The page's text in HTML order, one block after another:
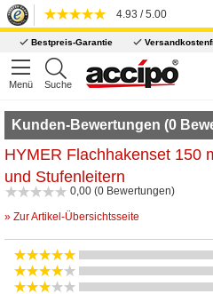
4.93 / 5.00
Bestpreis-Garantie
Menü Suche
Kunden-Bewertungen (0
HYMER Flachhakenset 150
und Stufenleitern
0,00 (0 Bewertungen)
» Zur Artikel-Übersichtsseite